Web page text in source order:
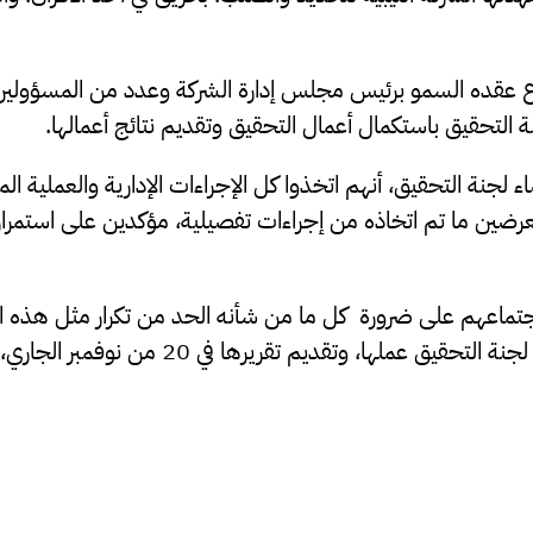
عقده السمو برئيس مجلس إدارة الشركة وعدد من
باستكمال أعمال التحقيق وتقديم نتائج أعمالها.
التحقيق، أنهم اتخذوا كل الإجراءات الإدارية والعملية
ما تم اتخاذه من إجراءات تفصيلية، مؤكدين على
على ضرورة كل ما من شأنه الحد من تكرار مثل هذه
عملها، وتقديم تقريرها في 20 من نوفمبر الجاري، كأقصى حد.